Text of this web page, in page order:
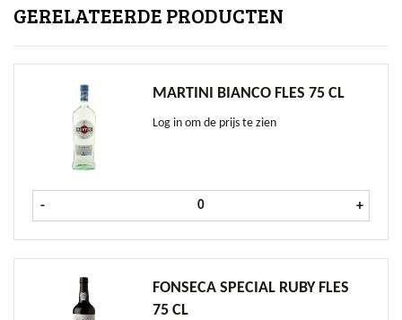
GERELATEERDE PRODUCTEN
MARTINI BIANCO FLES 75 CL
Log in om de prijs te zien
- Martini Bianco fles 75 cl aantal
+
FONSECA SPECIAL RUBY FLES
75 CL